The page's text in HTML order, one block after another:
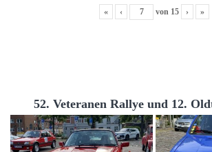
« ‹ von 15 › »
52. Veteranen Rallye und 12.